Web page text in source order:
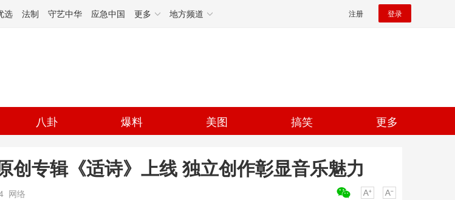
选 法制 守艺中华 应急中国 更多 地方频道 注册 登录
八卦 爆料 美图 搞笑 更多
创专辑《适诗》上线 独立创作彰显音乐魅力
网络